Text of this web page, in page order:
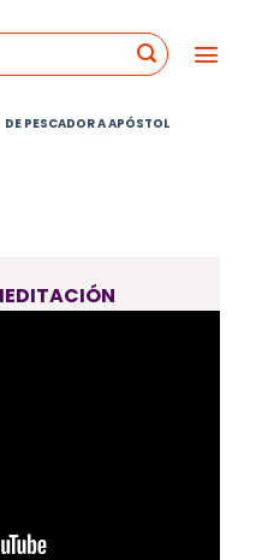
DE PESCADOR A APÓSTOL